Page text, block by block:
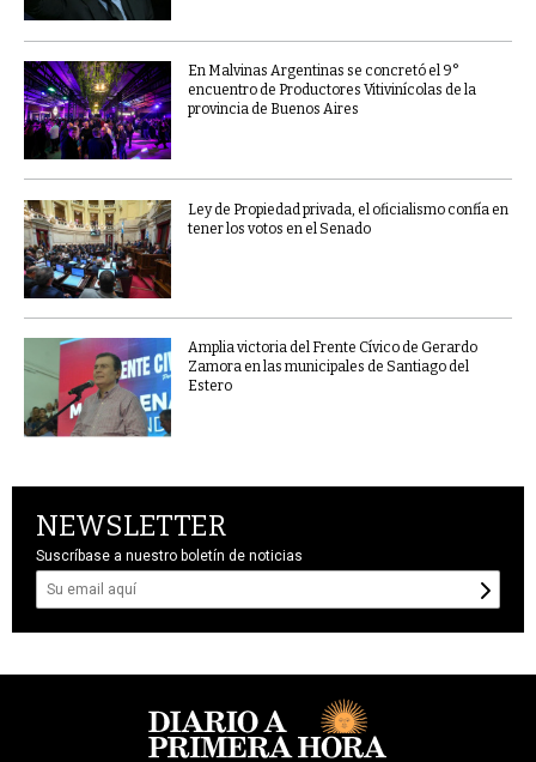
En Malvinas Argentinas se concretó el 9°
encuentro de Productores Vitivinícolas de la
provincia de Buenos Aires
Ley de Propiedad privada, el oficialismo confía en
tener los votos en el Senado
Amplia victoria del Frente Cívico de Gerardo
Zamora en las municipales de Santiago del
Estero
NEWSLETTER
Suscríbase a nuestro boletín de noticias